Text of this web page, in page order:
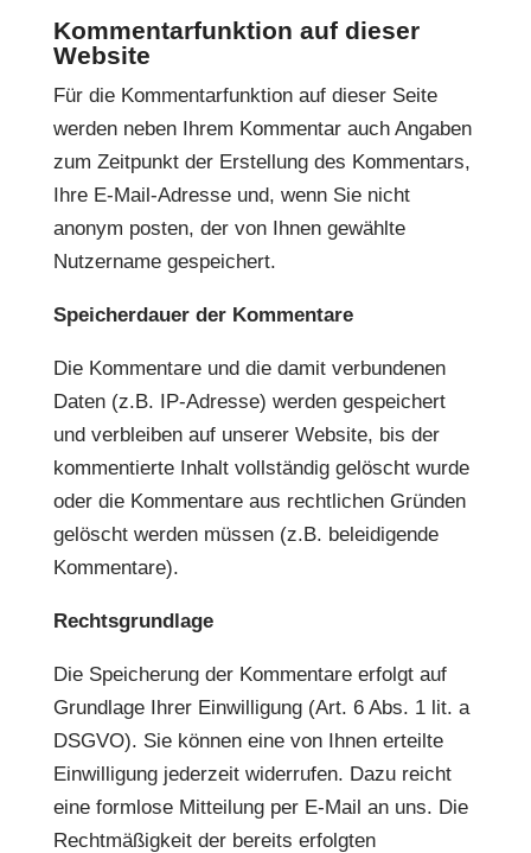
Kommentarfunktion auf dieser
Website
Für die Kommentarfunktion auf dieser Seite
werden neben Ihrem Kommentar auch Angaben
zum Zeitpunkt der Erstellung des Kommentars,
Ihre E-Mail-Adresse und, wenn Sie nicht
anonym posten, der von Ihnen gewählte
Nutzername gespeichert.
Speicherdauer der Kommentare
Die Kommentare und die damit verbundenen
Daten (z.B. IP-Adresse) werden gespeichert
und verbleiben auf unserer Website, bis der
kommentierte Inhalt vollständig gelöscht wurde
oder die Kommentare aus rechtlichen Gründen
gelöscht werden müssen (z.B. beleidigende
Kommentare).
Rechtsgrundlage
Die Speicherung der Kommentare erfolgt auf
Grundlage Ihrer Einwilligung (Art. 6 Abs. 1 lit. a
DSGVO). Sie können eine von Ihnen erteilte
Einwilligung jederzeit widerrufen. Dazu reicht
eine formlose Mitteilung per E-Mail an uns. Die
Rechtmäßigkeit der bereits erfolgten